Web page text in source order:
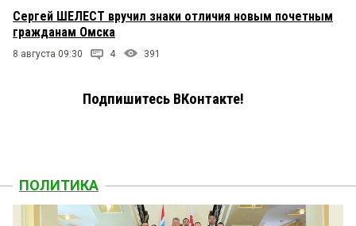
Сергей ШЕЛЕСТ вручил знаки отличия новым почетным
гражданам Омска
8 августа 09:30 4 391
Подпишитесь ВКонтакте!
ПОЛИТИКА